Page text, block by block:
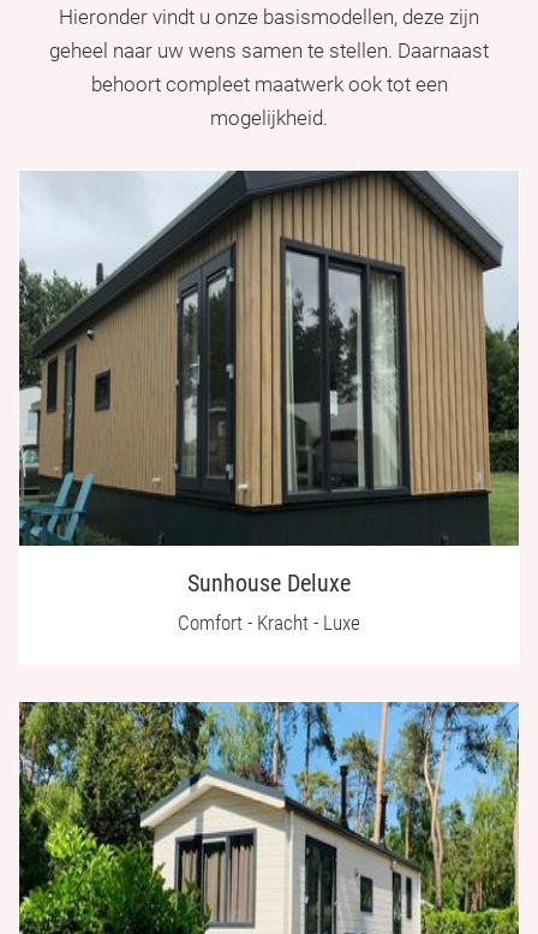
Hieronder vindt u onze basismodellen, deze zijn
geheel naar uw wens samen te stellen. Daarnaast
behoort compleet maatwerk ook tot een
mogelijkheid.
Sunhouse Deluxe
Comfort - Kracht - Luxe